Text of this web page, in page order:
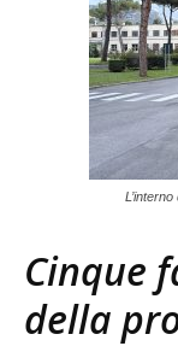
Cinque
della